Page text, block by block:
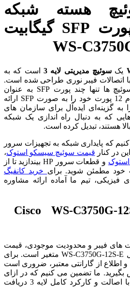
هسته شبکه
سیسکو 12 پورت SFP گیگابیت
یک سوئیچ مدیریتی لایه 3
است که به
اتصالات فیبر نوری طراحی شده است.
در حالی که بسیاری از سوئیچ‌ ها تنها چند پورت SFP به عنوان
Uplink دارند، این مدل تمام 12 پورت خود را به صورت SFP ارائه
به گزینه‌ای ایده‌آل برای سازمان‌ های
که به دنبال راه‌ اندازی یک شبکه
هستند، تبدیل کرده است.
که پایداری شبکه به تجهیزات سرور
در کنار قیمت سوئیچ سیسکو استوک،
و قطعات سرور HP بیندازید تا از
خود مطمئن شوید. برای خرید کانفیگ
فیزیکی، تیم ما آماده ارائه مشاوره
Cisco WS-C3750G-
های فیبر و محدودیت موجودی، قیمت
سوئیچ سیسکو استوک مدل WS-C3750G-12S-E متغیر است. برای
اطلاع از گارانتی معتبر، ضروری است
ما تضمین می‌ کنیم که در ازای
قیمت پرداختی، محصولی با اصالت و کارکرد کامل لایه 3 دریافت